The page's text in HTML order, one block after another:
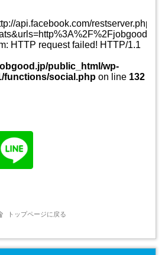
Facebook
トップページに戻る